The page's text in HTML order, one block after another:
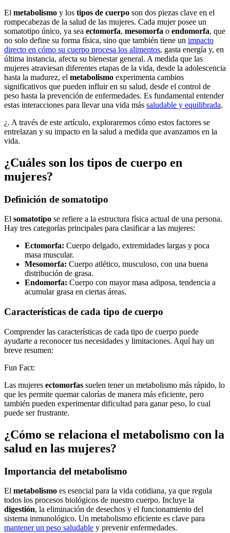
El metabolismo y los tipos de cuerpo son dos piezas clave en el
rompecabezas de la salud de las mujeres. Cada mujer posee un
somatotipo único, ya sea ectomorfa, mesomorfa o endomorfa, que
no solo define su forma física, sino que también tiene un impacto
directo en cómo su cuerpo procesa los alimentos, gasta energía y, en
última instancia, afecta su bienestar general. A medida que las
mujeres atraviesan diferentes etapas de la vida, desde la adolescencia
hasta la madurez, el metabolismo experimenta cambios
significativos que pueden influir en su salud, desde el control de
peso hasta la prevención de enfermedades. Es fundamental entender
estas interacciones para llevar una vida más saludable y equilibrada.
¿. A través de este artículo, exploraremos cómo estos factores se
entrelazan y su impacto en la salud a medida que avanzamos en la
vida.
¿Cuáles son los tipos de cuerpo en
mujeres?
Definición de somatotipo
El somatotipo se refiere a la estructura física actual de una persona.
Hay tres categorías principales para clasificar a las mujeres:
Ectomorfa: Cuerpo delgado, extremidades largas y poca
masa muscular.
Mesomorfa: Cuerpo atlético, musculoso, con una buena
distribución de grasa.
Endomorfa: Cuerpo con mayor masa adiposa, tendencia a
acumular grasa en ciertas áreas.
Características de cada tipo de cuerpo
Comprender las características de cada tipo de cuerpo puede
ayudarte a reconocer tus necesidades y limitaciones. Aquí hay un
breve resumen:
Fun Fact:
Las mujeres ectomorfas suelen tener un metabolismo más rápido, lo
que les permite quemar calorías de manera más eficiente, pero
también pueden experimentar dificultad para ganar peso, lo cual
puede ser frustrante.
¿Cómo se relaciona el metabolismo con la
salud en las mujeres?
Importancia del metabolismo
El metabolismo es esencial para la vida cotidiana, ya que regula
todos los procesos biológicos de nuestro cuerpo. Incluye la
digestión, la eliminación de desechos y el funcionamiento del
sistema inmunológico. Un metabolismo eficiente es clave para
mantener un peso saludable y prevenir enfermedades.